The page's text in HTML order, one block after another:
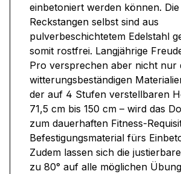
einbetoniert werden können. Die
Reckstangen selbst sind aus
pulverbeschichtetem Edelstahl
somit rostfrei. Langjährige
Pro versprechen aber nicht nur
witterungsbeständigen
der auf 4 Stufen verstellbaren
71,5 cm bis 150 cm – wird das
zum dauerhaften Fitness-
Befestigungsmaterial fürs
Zudem lassen sich die
zu 80° auf alle möglichen